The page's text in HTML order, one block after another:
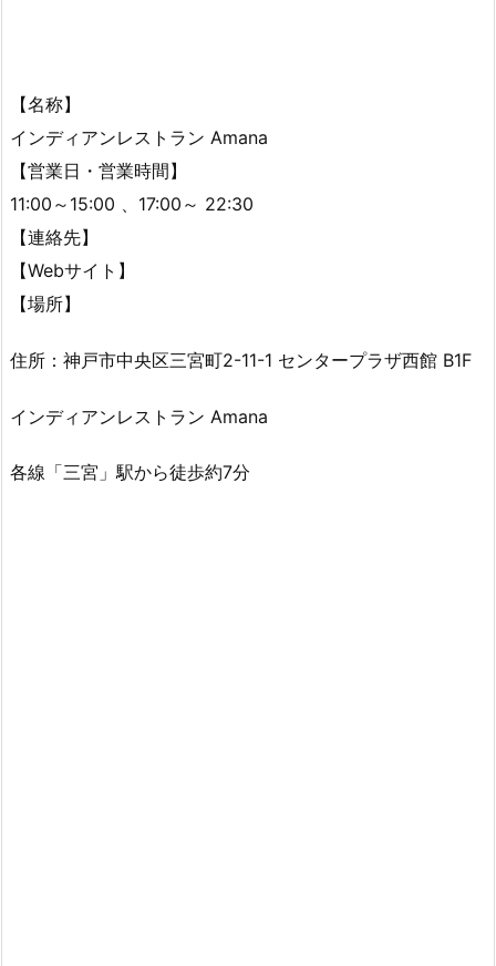
【名称】
インディアンレストラン Amana
【営業日・営業時間】
11:00～15:00 、17:00～ 22:30
【連絡先】
【Webサイト】
【場所】
住所：神戸市中央区三宮町2-11-1 センタープラザ西館 B1F
インディアンレストラン Amana
各線「三宮」駅から徒歩約7分